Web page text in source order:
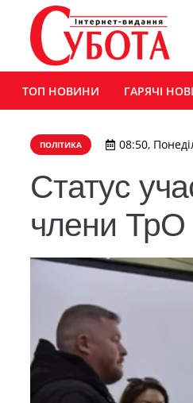
ТОП НОВИНИ ГАРЯЧІ
ПОЛІТИКА 08:50,
Статус
члени ТрО